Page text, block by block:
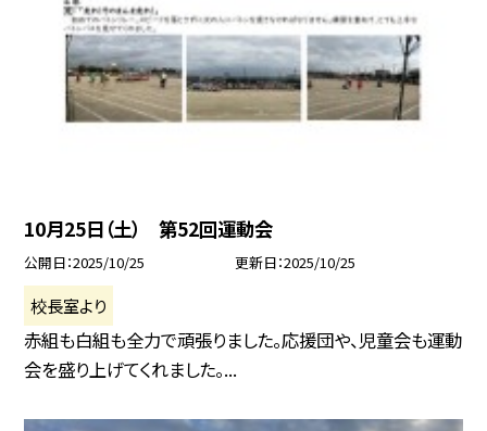
10月25日（土） 第52回運動会
公開日 2025/10/25 更新日 2025/10/25
校長室より
赤組も白組も全力で頑張りました。応援団や、児童会も運動
会を盛り上げてくれました。...